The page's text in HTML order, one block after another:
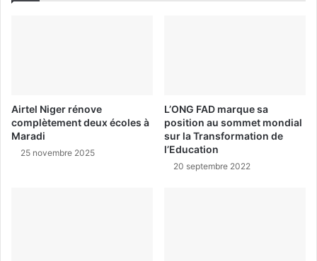
Airtel Niger rénove
complètement deux écoles à
Maradi
25 novembre 2025
L’ONG FAD marque sa
position au sommet mondial
sur la Transformation de
l’Education
20 septembre 2022